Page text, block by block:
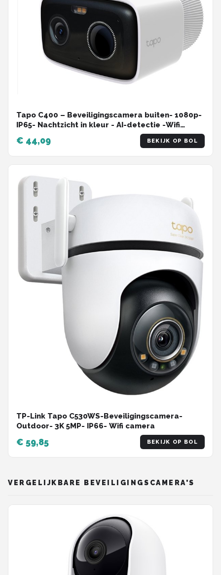
Tapo C400 – Beveiligingscamera buiten- 1080p-
IP65- Nachtzicht in kleur - AI-detectie -Wifi
€ 44,09 BEKIJK OP BOL
TP-Link Tapo C530WS-Beveiligingscamera-
Outdoor- 3K 5MP- IP66- Wifi camera
€ 59,85 BEKIJK OP BOL
VERGELIJKBARE BEVEILIGINGSCAMERA'S